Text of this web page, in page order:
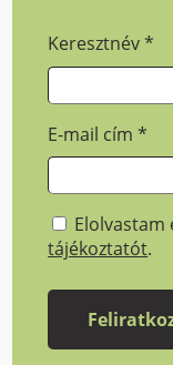
Keresztnév*
E-mail cím*
tájékoztatót.